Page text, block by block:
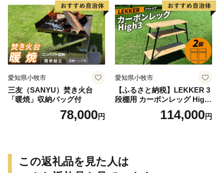
愛知県小牧市
三友（SANYU）焚き火台
「暖焼」収納バッグ付
78,000円
愛知県小牧市
【ふるさと納税】LEKKER 3
段棚用 カーボンレッグ High
3 2脚 キャンプ アウトドア ソ
ロキャン カーボン アウトド
県 小牧市 送料無料
114,000円
この返礼品を見た人は